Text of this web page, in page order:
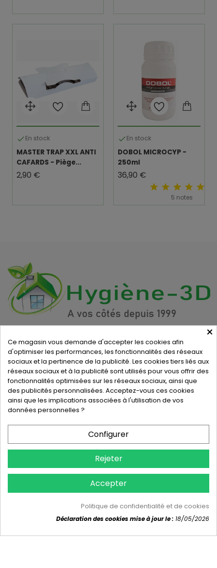
En stock
MASTER TRAP XXL ANTI
CAFARDS - Piège...
2,90 €
En stock
DOBOL MICROCYP -
250ml
36,90 €
5 notes
Hygiène-3D PROXLINE - 2 IMPASSE FRANCIS BARRAGE DE
GRANDVAL15260 NEUVEGLISE SUR TRUYEREFrance
métropolitaine
0954541643
contact@hygiene-3d.com
Produits
Notre société
© 2026 - hygiene-3d.com™
×
Ce magasin vous demande d'accepter les cookies afin
d'optimiser les performances, les fonctionnalités des réseaux
sociaux et la pertinence de la publicité. Les cookies tiers liés aux
réseaux sociaux et à la publicité sont utilisés pour vous offrir des
fonctionnalités optimisées sur les réseaux sociaux, ainsi que
des publicités personnalisées. Acceptez-vous ces cookies
ainsi que les implications associées à l'utilisation de vos
données personnelles ?
Configurer
Rejeter
Accepter
Politique de confidentialité et de cookies
Déclaration des cookies mise à jour le : 18/05/2026